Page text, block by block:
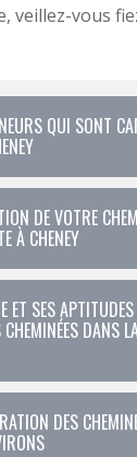
veillez-vous
QUI SONT
DE VOTRE
À CHENEY
ET SES
DANS
DES